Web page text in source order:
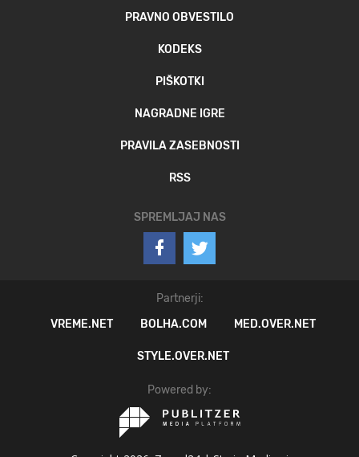
PRAVNO OBVESTILO
KODEKS
PIŠKOTKI
NAGRADNE IGRE
PRAVILA ZASEBNOSTI
RSS
SPREMLJAJ NAS
Partnerji:
VREME.NET
BOLHA.COM MED.OVER.NET
STYLE.OVER.NET
Powered by: